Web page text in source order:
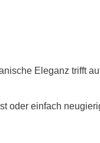
Eleganz trifft
oder einfach